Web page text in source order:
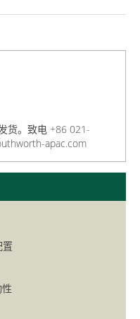
货。致电 +86 021-
apac.com
置